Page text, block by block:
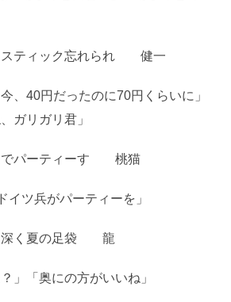
スティック忘れられ 健一
、40円だったのに70円くらいに」
ガリガリ君」
でパーティーす 桃猫
イツ兵がパーティーを」
深く夏の足袋 龍
」「奥にの方がいいね」